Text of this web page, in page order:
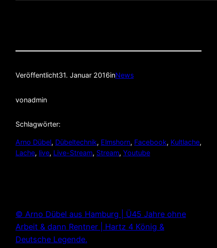
Veröffentlicht31. Januar 2016inNews
vonadmin
Schlagwörter:
Arno Dübel, Dübeltechnik, Elmshorn, Facebook, Kultlache
Lache, live, Live-Stream, Stream, Youtube
© Arno Dübel aus Hamburg | Ü45 Jahre ohne
Arbeit & dann Rentner | Hartz 4 König &
Deutsche Legende.